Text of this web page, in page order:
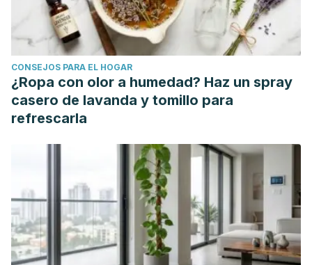
papila cell proliferation and hair growth. Cell
transplantation . Abril 2018.
CONSEJOS PARA EL HOGAR
¿Ropa con olor a humedad? Haz un spray
casero de lavanda y tomillo para
refrescarla